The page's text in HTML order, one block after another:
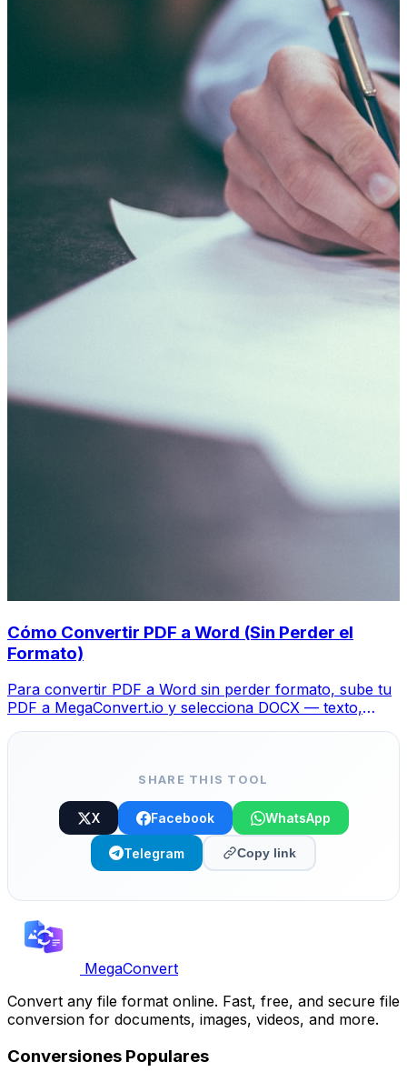
Cómo Convertir PDF a Word (Sin Perder el
Formato)
Para convertir PDF a Word sin perder formato, sube tu
PDF a MegaConvert.io y selecciona DOCX — texto,
SHARE THIS TOOL
X Facebook WhatsApp
Telegram Copy link
MegaConvert
Convert any file format online. Fast, free, and secure file
conversion for documents, images, videos, and more.
Conversiones Populares